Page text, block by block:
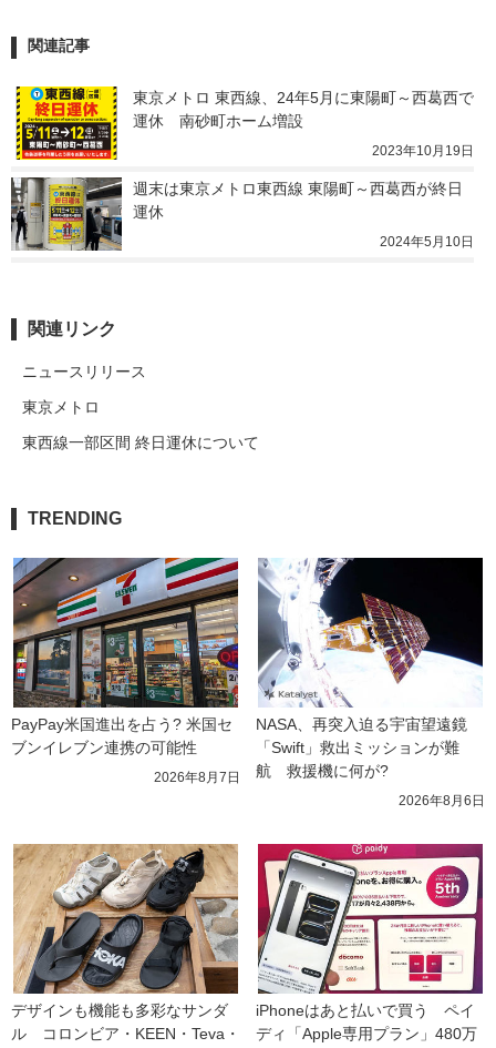
関連記事
東京メトロ 東西線、24年5月に東陽町～西葛西で
運休　南砂町ホーム増設
2023年10月19日
週末は東京メトロ東西線 東陽町～西葛西が終日
運休
2024年5月10日
関連リンク
ニュースリリース
東京メトロ
東西線一部区間 終日運休について
TRENDING
PayPay米国進出を占う? 米国セ
ブンイレブン連携の可能性
2026年8月7日
NASA、再突入迫る宇宙望遠鏡
「Swift」救出ミッションが難
航　救援機に何が?
2026年8月6日
デザインも機能も多彩なサンダ
ル　コロンビア・KEEN・Teva・
iPhoneはあと払いで買う　ペイ
ディ「Apple専用プラン」480万